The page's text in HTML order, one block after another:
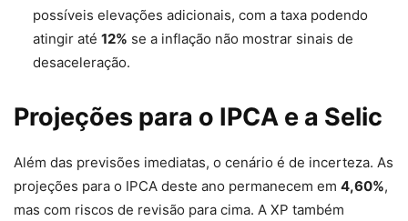
possíveis elevações adicionais, com a taxa podendo
atingir até 12% se a inflação não mostrar sinais de
desaceleração.
Projeções para o IPCA e a Selic
Além das previsões imediatas, o cenário é de incerteza. As
projeções para o IPCA deste ano permanecem em 4,60%,
mas com riscos de revisão para cima. A XP também